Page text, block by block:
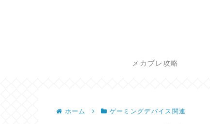
メカブレ攻略
ホーム ゲーミングデバイス関連